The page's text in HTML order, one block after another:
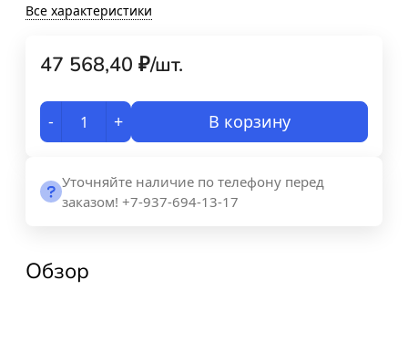
Все характеристики
47 568,40 ₽/шт.
- + В корзину
Уточняйте наличие по телефону перед
заказом! +7-937-694-13-17
Обзор